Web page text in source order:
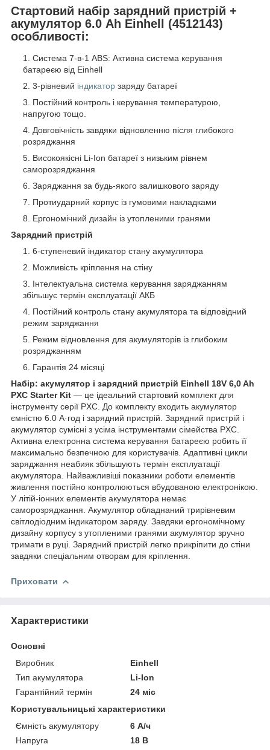
Стартовий набір зарядний пристрій +
акумулятор 6.0 Ah Einhell (4512143)
особливості:
Система 7-в-1 ABS: Активна система керування
батареєю від Einhell
3-рівневий індикатор заряду батареї
Постійний контроль і керування температурою,
напругою тощо.
Довговічність завдяки відновленню після глибокого
розряджання
Високоякісні Li-Ion батареї з низьким рівнем
саморозряджання
Заряджання за будь-якого залишкового заряду
Протиударний корпус із гумовими накладками
Ергономічний дизайн із утопленими гранями
Зарядний пристрій
6-ступеневий індикатор стану акумулятора
Можливість кріплення на стіну
Інтелектуальна система керування заряджанням
збільшує термін експлуатації АКБ
Постійний контроль стану акумулятора та відповідний
режим заряджання
Режим відновлення для акумуляторів із глибоким
розряджанням
Гарантія 24 місяці
Набір: акумулятор і зарядний пристрій Einhell 18V 6,0 Ah
PXC Starter Kit — це ідеальний стартовий комплект для
інструменту серії PXC. До комплекту входить акумулятор
ємністю 6.0 А·год і зарядний пристрій. Зарядний пристрій і
акумулятор сумісні з усіма інструментами сімейства PXC.
Активна електронна система керування батареєю робить її
максимально безпечною для користувачів. Адаптивні цикли
заряджання неабияк збільшують термін експлуатації
акумулятора. Найважливіші показники роботи елементів
живлення постійно контролюються вбудованою електронікою.
У літій-іонних елементів акумулятора немає
саморозряджання. Акумулятор обладнаний трирівневим
світлодіодним індикатором заряду. Завдяки ергономічному
дизайну корпусу з утопленими гранями акумулятор зручно
тримати в руці. Зарядний пристрій легко прикріпити до стіни
завдяки спеціальним отворам для кріплення.
Приховати
Характеристики
Основні
Виробник
Einhell
Тип акумулятора
Li-Ion
Гарантійний термін
24 міс
Користувальницькі характеристики
Ємність акумулятору
6 А/ч
Напруга
18 В